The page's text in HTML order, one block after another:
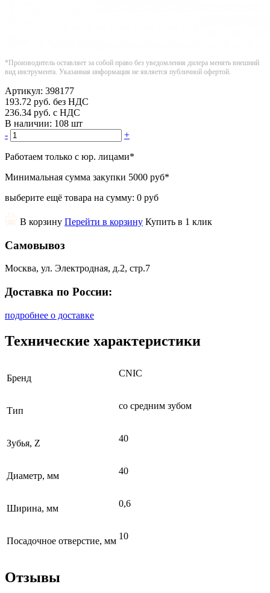
*Производитель оставляет за собой право без уведомления дилера менять внешний
вид инструмента. Указанная информация не является публичной офертой.
Артикул: 398177
193.72 руб. без НДС
236.34 руб. с НДС
В наличии: 108 шт
-
+
Работаем только с юр. лицами*
Минимальная сумма закупки 5000 руб*
выберите ещё товара на сумму: 0 руб
В корзину Перейти в корзину Купить в 1 клик
Самовывоз
Москва, ул. Электродная, д.2, стр.7
Доставка по России:
подробнее о доставке
Технические характеристики
Бренд CNIC
Тип со средним зубом
Зубья, Z 40
Диаметр, мм 40
Ширина, мм 0,6
Посадочное отверстие, мм 10
Отзывы